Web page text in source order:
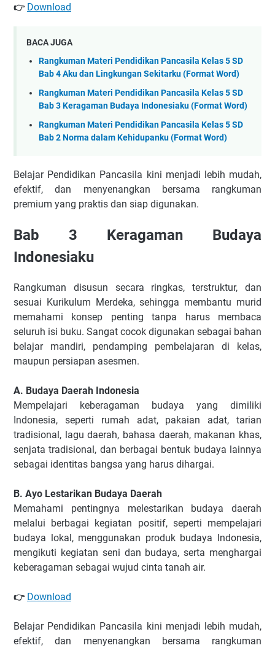
👉 Download
BACA JUGA
Rangkuman Materi Pendidikan Pancasila Kelas 5 SD
Bab 4 Aku dan Lingkungan Sekitarku (Format Word)
Rangkuman Materi Pendidikan Pancasila Kelas 5 SD
Bab 3 Keragaman Budaya Indonesiaku (Format Word)
Rangkuman Materi Pendidikan Pancasila Kelas 5 SD
Bab 2 Norma dalam Kehidupanku (Format Word)
Belajar Pendidikan Pancasila kini menjadi lebih mudah,
efektif, dan menyenangkan bersama rangkuman
premium yang praktis dan siap digunakan.
Bab 3 Keragaman Budaya
Indonesiaku
Rangkuman disusun secara ringkas, terstruktur, dan
sesuai Kurikulum Merdeka, sehingga membantu murid
memahami konsep penting tanpa harus membaca
seluruh isi buku. Sangat cocok digunakan sebagai bahan
belajar mandiri, pendamping pembelajaran di kelas,
maupun persiapan asesmen.
A. Budaya Daerah Indonesia
Mempelajari keberagaman budaya yang dimiliki
Indonesia, seperti rumah adat, pakaian adat, tarian
tradisional, lagu daerah, bahasa daerah, makanan khas,
senjata tradisional, dan berbagai bentuk budaya lainnya
sebagai identitas bangsa yang harus dihargai.
B. Ayo Lestarikan Budaya Daerah
Memahami pentingnya melestarikan budaya daerah
melalui berbagai kegiatan positif, seperti mempelajari
budaya lokal, menggunakan produk budaya Indonesia,
mengikuti kegiatan seni dan budaya, serta menghargai
keberagaman sebagai wujud cinta tanah air.
👉 Download
Belajar Pendidikan Pancasila kini menjadi lebih mudah,
efektif, dan menyenangkan bersama rangkuman